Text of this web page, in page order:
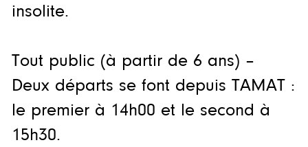
insolite.
Tout public (à partir de 6 ans) –
Deux départs se font depuis TAMAT :
le premier à 14h00 et le second à
15h30.